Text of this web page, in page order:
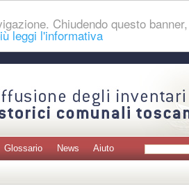
Chiudendo questo
leggi l'informativa
Glossario News Aiuto